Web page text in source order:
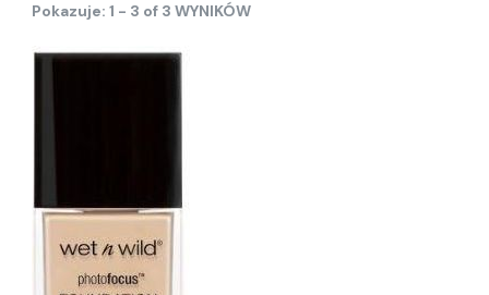
Pokazuje: 1 - 3 of 3 WYNIKÓW